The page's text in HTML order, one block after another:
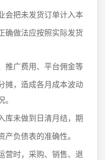
会把未发货订单计入本
确做法应按照实际发货
推广费用、平台佣金等
摊，造成各月成本波动
库未做到日清月结，期
负债表的准确性。
营时，采购、销售、退